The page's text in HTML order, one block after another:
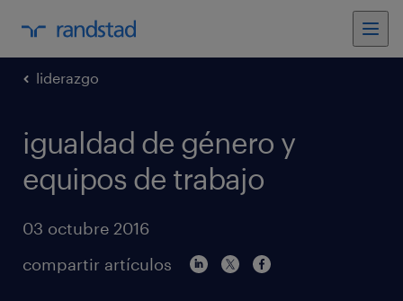
liderazgo
igualdad de género y
equipos de trabajo
03 octubre 2016
compartir artículos